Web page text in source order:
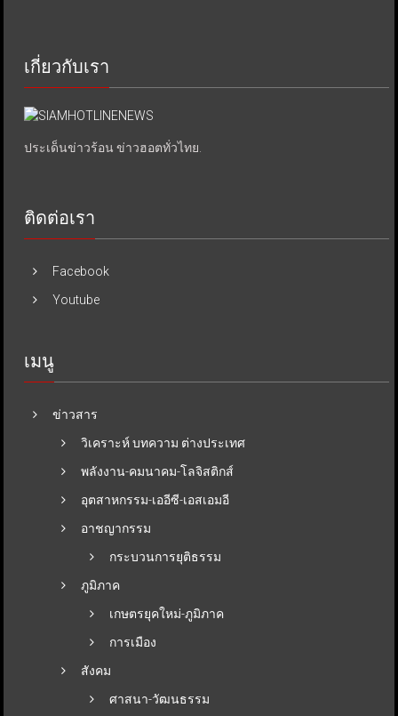
เกี่ยวกับเรา
ประเด็นข่าวร้อน ข่าวฮอตทั่วไทย.
ติดต่อเรา
Facebook
Youtube
เมนู
ข่าวสาร
วิเคราะห์ บทความ ต่างประเทศ
พลังงาน-คมนาคม-โลจิสติกส์
อุตสาหกรรม-เออีซี-เอสเอมอี
อาชญากรรม
กระบวนการยุติธรรม
ภูมิภาค
เกษตรยุคใหม่-ภูมิภาค
การเมือง
สังคม
ศาสนา-วัฒนธรรม